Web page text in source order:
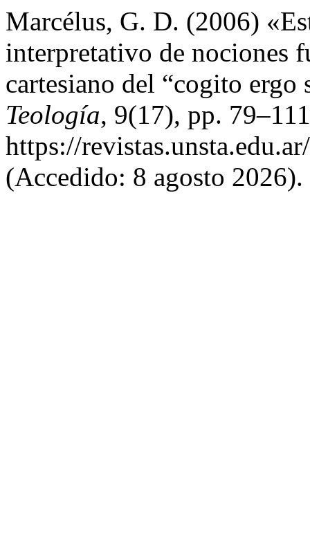
Marcélus, G. D. (2006)
interpretativo de nociones
cartesiano del “cogito ergo
Teología, 9(17), pp.
https://
(Accedido: 8 agosto 2026).